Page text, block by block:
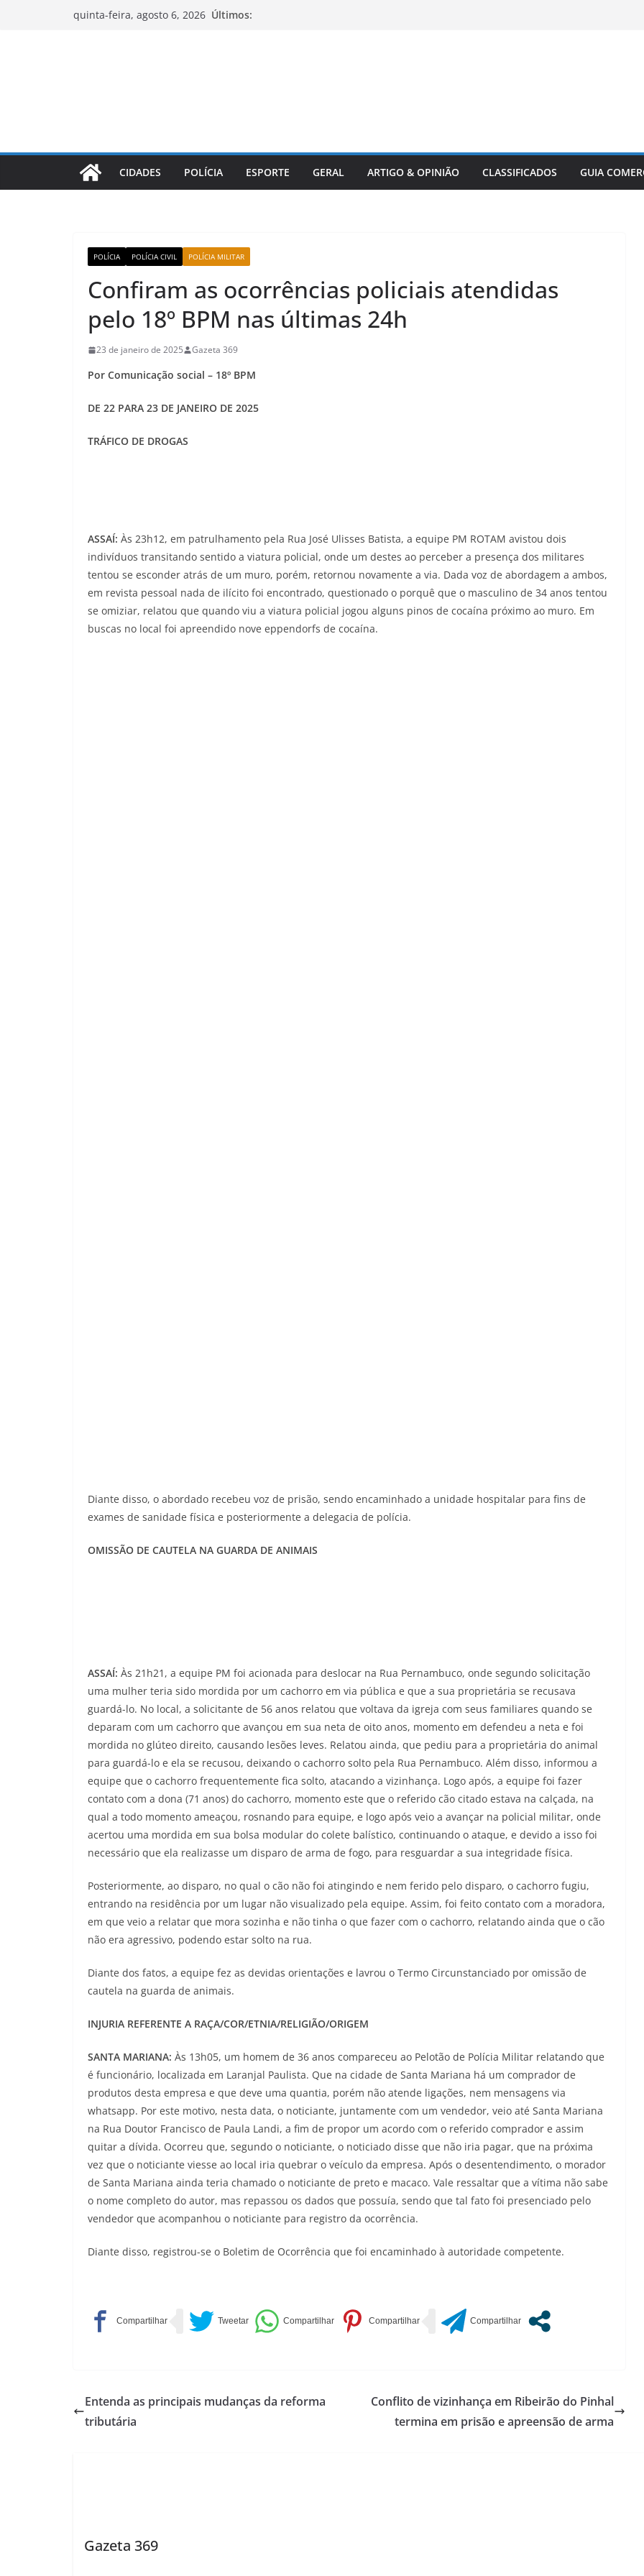
quinta-feira, agosto 6, 2026 Últimos:
CIDADES POLÍCIA ESPORTE GERAL ARTIGO & OPINIÃO CLASSIFICADOS GUIA
POLÍCIA POLÍCIA CIVIL POLÍCIA MILITAR
Confiram as ocorrências policiais atendidas
pelo 18º BPM nas últimas 24h
23 de janeiro de 2025 Gazeta 369
Por Comunicação social – 18º BPM
DE 22 PARA 23 DE JANEIRO DE 2025
TRÁFICO DE DROGAS
ASSAÍ: Às 23h12, em patrulhamento pela Rua José Ulisses Batista, a equipe PM ROTAM avistou dois
indivíduos transitando sentido a viatura policial, onde um destes ao perceber a presença dos militares
tentou se esconder atrás de um muro, porém, retornou novamente a via. Dada voz de abordagem a ambos,
em revista pessoal nada de ilícito foi encontrado, questionado o porquê que o masculino de 34 anos tentou
se omiziar, relatou que quando viu a viatura policial jogou alguns pinos de cocaína próximo ao muro. Em
buscas no local foi apreendido nove eppendorfs de cocaína.
Diante disso, o abordado recebeu voz de prisão, sendo encaminhado a unidade hospitalar para fins de
exames de sanidade física e posteriormente a delegacia de polícia.
OMISSÃO DE CAUTELA NA GUARDA DE ANIMAIS
ASSAÍ: Às 21h21, a equipe PM foi acionada para deslocar na Rua Pernambuco, onde segundo solicitação
uma mulher teria sido mordida por um cachorro em via pública e que a sua proprietária se recusava
guardá-lo. No local, a solicitante de 56 anos relatou que voltava da igreja com seus familiares quando se
deparam com um cachorro que avançou em sua neta de oito anos, momento em defendeu a neta e foi
mordida no glúteo direito, causando lesões leves. Relatou ainda, que pediu para a proprietária do animal
para guardá-lo e ela se recusou, deixando o cachorro solto pela Rua Pernambuco. Além disso, informou a
equipe que o cachorro frequentemente fica solto, atacando a vizinhança. Logo após, a equipe foi fazer
contato com a dona (71 anos) do cachorro, momento este que o referido cão citado estava na calçada, na
qual a todo momento ameaçou, rosnando para equipe, e logo após veio a avançar na policial militar, onde
acertou uma mordida em sua bolsa modular do colete balístico, continuando o ataque, e devido a isso foi
necessário que ela realizasse um disparo de arma de fogo, para resguardar a sua integridade física.
Posteriormente, ao disparo, no qual o cão não foi atingindo e nem ferido pelo disparo, o cachorro fugiu,
entrando na residência por um lugar não visualizado pela equipe. Assim, foi feito contato com a moradora,
em que veio a relatar que mora sozinha e não tinha o que fazer com o cachorro, relatando ainda que o cão
não era agressivo, podendo estar solto na rua.
Diante dos fatos, a equipe fez as devidas orientações e lavrou o Termo Circunstanciado por omissão de
cautela na guarda de animais.
INJURIA REFERENTE A RAÇA/COR/ETNIA/RELIGIÃO/ORIGEM
SANTA MARIANA: Às 13h05, um homem de 36 anos compareceu ao Pelotão de Polícia Militar relatando que
é funcionário, localizada em Laranjal Paulista. Que na cidade de Santa Mariana há um comprador de
produtos desta empresa e que deve uma quantia, porém não atende ligações, nem mensagens via
whatsapp. Por este motivo, nesta data, o noticiante, juntamente com um vendedor, veio até Santa Mariana
na Rua Doutor Francisco de Paula Landi, a fim de propor um acordo com o referido comprador e assim
quitar a dívida. Ocorreu que, segundo o noticiante, o noticiado disse que não iria pagar, que na próxima
vez que o noticiante viesse ao local iria quebrar o veículo da empresa. Após o desentendimento, o morador
de Santa Mariana ainda teria chamado o noticiante de preto e macaco. Vale ressaltar que a vítima não sabe
o nome completo do autor, mas repassou os dados que possuía, sendo que tal fato foi presenciado pelo
vendedor que acompanhou o noticiante para registro da ocorrência.
Diante disso, registrou-se o Boletim de Ocorrência que foi encaminhado à autoridade competente.
Entenda as principais mudanças da reforma
tributária
Conflito de vizinhança em Ribeirão do Pinhal
termina em prisão e apreensão de arma
Gazeta 369